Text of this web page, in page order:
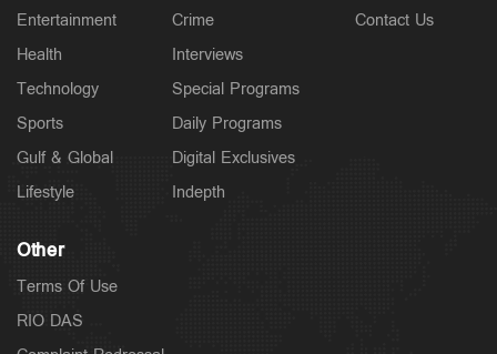
ദൃശ്യങ്ങൾ പുറത്ത്
4 hours ago
Entertainment
Health
Technology
Sports
Gulf & Global
Lifestyle
Crime
Interviews
Special Programs
Daily Programs
Digital Exclusives
Indepth
Contact Us
Other
Terms Of Use
RIO DAS